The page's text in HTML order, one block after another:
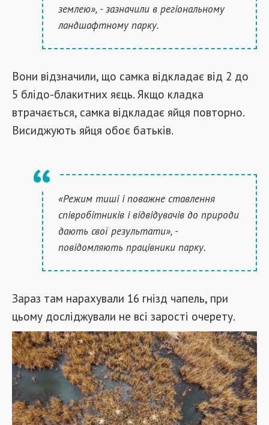
землею», - зазначили в регіональному
ландшафтному парку.
Вони відзначили, що самка відкладає від 2 до
5 блідо-блакитних яєць. Якщо кладка
втрачається, самка відкладає яйця повторно.
Висиджують яйця обоє батьків.
«Режим тиші і поважне ставлення
співробітників і відвідувачів до природи
дають свої результати», -
повідомляють працівники парку.
Зараз там нарахували 16 гнізд чапель, при
цьому досліджували не всі зарості очерету.